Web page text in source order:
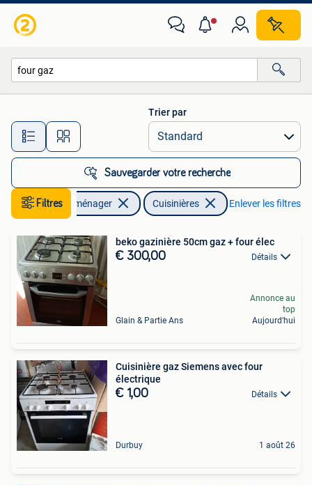
Toutes les distances…
Trier par
Sauvegarder votre recherche
Filtres
Electroménager Cuisinières Enlever les filtres
beko gazinière 50cm gaz + four élec
€ 300,00 Détails
Glain & Partie Ans
Annonce au
top
Aujourd'hui
Cuisinière gaz Siemens avec four
électrique
€ 1,00 Détails
Durbuy 1 août 26